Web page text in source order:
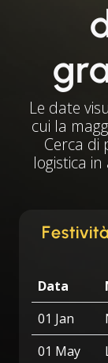
Le date
cui la
Cerca di
logistica
Data
01 Jan
01 May